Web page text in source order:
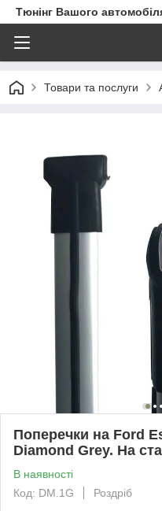
Тюнінг Вашого
Товари та послуги
Поперечки на Ford
Diamond Grey. На
В наявності
Код: DM.1G
Роздріб